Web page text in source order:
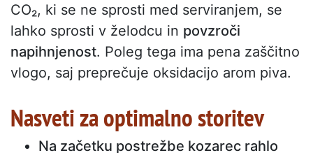
CO₂, ki se ne sprosti med serviranjem, se
lahko sprosti v želodcu in povzroči
napihnjenost. Poleg tega ima pena zaščitno
vlogo, saj preprečuje oksidacijo arom piva.
Nasveti za optimalno storitev
Na začetku postrežbe kozarec rahlo